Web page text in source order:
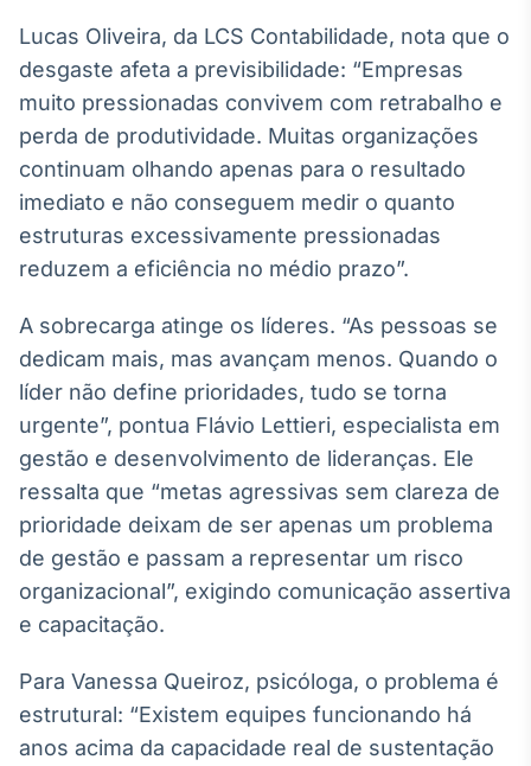
Lucas Oliveira, da LCS Contabilidade, nota que o
desgaste afeta a previsibilidade: “Empresas
muito pressionadas convivem com retrabalho e
perda de produtividade. Muitas organizações
continuam olhando apenas para o resultado
imediato e não conseguem medir o quanto
estruturas excessivamente pressionadas
reduzem a eficiência no médio prazo”.
A sobrecarga atinge os líderes. “As pessoas se
dedicam mais, mas avançam menos. Quando o
líder não define prioridades, tudo se torna
urgente”, pontua Flávio Lettieri, especialista em
gestão e desenvolvimento de lideranças. Ele
ressalta que “metas agressivas sem clareza de
prioridade deixam de ser apenas um problema
de gestão e passam a representar um risco
organizacional”, exigindo comunicação assertiva
e capacitação.
Para Vanessa Queiroz, psicóloga, o problema é
estrutural: “Existem equipes funcionando há
anos acima da capacidade real de sustentação